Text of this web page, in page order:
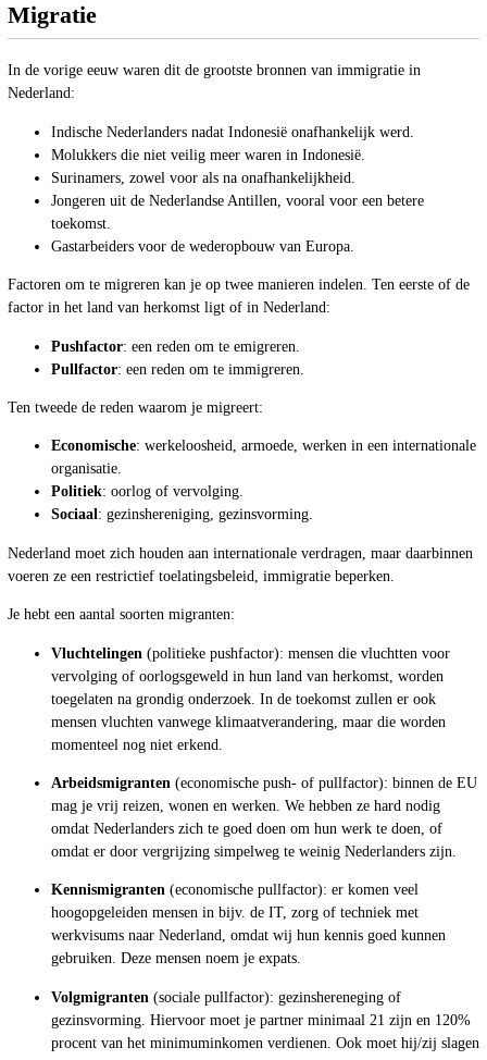
Migratie
In de vorige eeuw waren dit de grootste bronnen van immigratie in
Nederland:
Indische Nederlanders nadat Indonesië onafhankelijk werd.
Molukkers die niet veilig meer waren in Indonesië.
Surinamers, zowel voor als na onafhankelijkheid.
Jongeren uit de Nederlandse Antillen, vooral voor een betere
toekomst.
Gastarbeiders voor de wederopbouw van Europa.
Factoren om te migreren kan je op twee manieren indelen. Ten eerste of de
factor in het land van herkomst ligt of in Nederland:
Pushfactor: een reden om te emigreren.
Pullfactor: een reden om te immigreren.
Ten tweede de reden waarom je migreert:
Economische: werkeloosheid, armoede, werken in een internationale
organisatie.
Politiek: oorlog of vervolging.
Sociaal: gezinshereniging, gezinsvorming.
Nederland moet zich houden aan internationale verdragen, maar daarbinnen
voeren ze een restrictief toelatingsbeleid, immigratie beperken.
Je hebt een aantal soorten migranten:
Vluchtelingen (politieke pushfactor): mensen die vluchtten voor
vervolging of oorlogsgeweld in hun land van herkomst, worden
toegelaten na grondig onderzoek. In de toekomst zullen er ook
mensen vluchten vanwege klimaatverandering, maar die worden
momenteel nog niet erkend.
Arbeidsmigranten (economische push- of pullfactor): binnen de EU
mag je vrij reizen, wonen en werken. We hebben ze hard nodig
omdat Nederlanders zich te goed doen om hun werk te doen, of
omdat er door vergrijzing simpelweg te weinig Nederlanders zijn.
Kennismigranten (economische pullfactor): er komen veel
hoogopgeleiden mensen in bijv. de IT, zorg of techniek met
werkvisums naar Nederland, omdat wij hun kennis goed kunnen
gebruiken. Deze mensen noem je expats.
Volgmigranten (sociale pullfactor): gezinshereneging of
gezinsvorming. Hiervoor moet je partner minimaal 21 zijn en 120%
procent van het minimuminkomen verdienen. Ook moet hij/zij slagen